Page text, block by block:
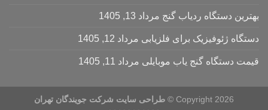
بهترین دستگاه ردیاب گنج مرداد 13, 1405
دستگاه ژئوفیزیک برای فلزیابی مرداد 12, 1405
قیمت دستگاه گنج یاب موبایلی مرداد 11, 1405
Copyright 2026 ©
طراحی سایت شرکت جویندگان تهران